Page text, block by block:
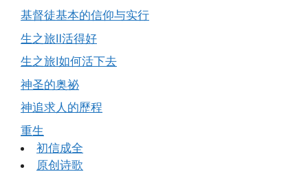
基督徒基本的信仰与实行
生之旅Ⅱ活得好
生之旅Ⅰ如何活下去
神圣的奥祕
神追求人的歷程
重生
初信成全
原创诗歌